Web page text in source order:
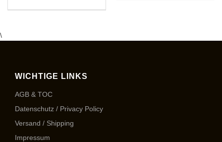
\
WICHTIGE LINKS
AGB & TOC
Datenschutz / Privacy Policy
Versand / Shipping
Impressum